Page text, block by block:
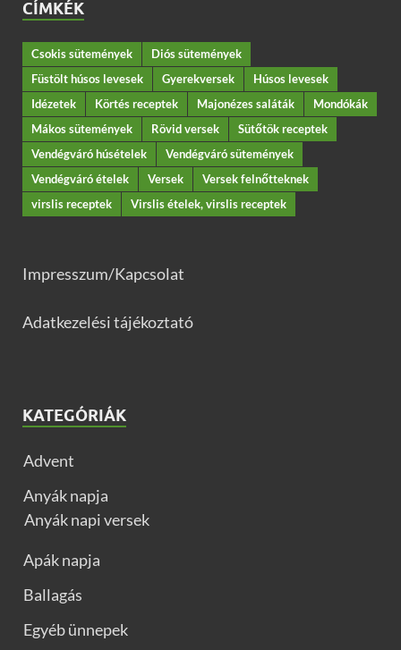
CÍMKÉK
Csokis sütemények
Diós sütemények
Füstölt húsos levesek
Gyerekversek
Húsos levesek
Idézetek
Körtés receptek Majonézes saláták
Mondókák
Mákos sütemények
Rövid versek
Sütőtök receptek
Vendégváró húsételek
Vendégváró sütemények
Vendégváró ételek
Versek
Versek felnőtteknek
virslis receptek
Virslis ételek, virslis receptek
Impresszum/Kapcsolat
Adatkezelési tájékoztató
KATEGÓRIÁK
Advent
Anyák napja
Anyák napi versek
Apák napja
Ballagás
Egyéb ünnepek